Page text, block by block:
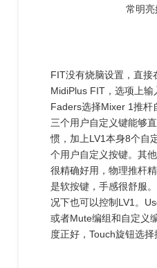
常明亮
FIT没有烧脑设置，直接
MidiPlus FIT，选项上输
Faders选择Mixer 1推杆
三个用户自定义键能够
惯，加上LV1本身8个自
个用户自定义按键。其
很精确好用，物理推杆
是软按键，手感很舒服
况下也可以控制LV1。
或者Mute编组和自定义
度正好，Touch旋钮选择